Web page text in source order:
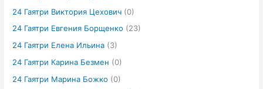
24 Гаятри Виктория Цехович (0)
24 Гаятри Евгения Борщенко (23)
24 Гаятри Елена Ильина (3)
24 Гаятри Карина Безмен (0)
24 Гаятри Марина Божко (0)